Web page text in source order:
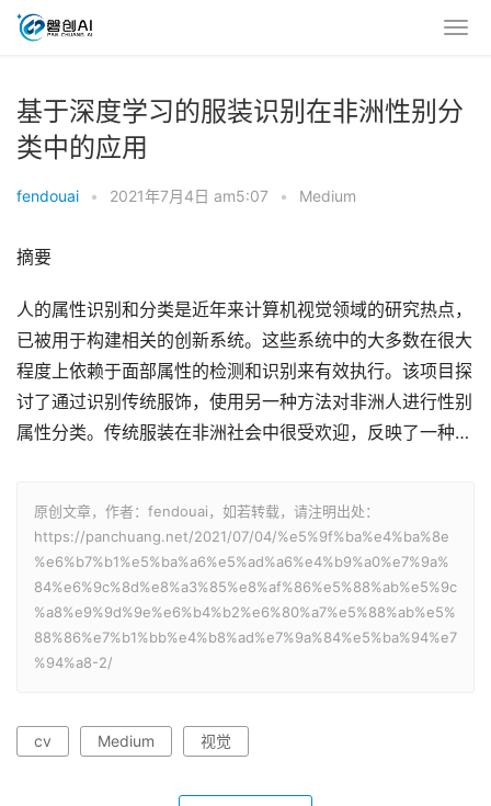
基于深度学习的服装识别在非洲性别分
类中的应用
fendouai • 2021年7月4日 am5:07 • Medium
摘要
人的属性识别和分类是近年来计算机视觉领域的研究热点，
已被用于构建相关的创新系统。这些系统中的大多数在很大
程度上依赖于面部属性的检测和识别来有效执行。该项目探
讨了通过识别传统服饰，使用另一种方法对非洲人进行性别
属性分类。传统服装在非洲社会中很受欢迎，反映了一种…
原创文章，作者：fendouai，如若转载，请注明出处：
https://panchuang.net/2021/07/04/%e5%9f%ba%e4%ba%8e
%e6%b7%b1%e5%ba%a6%e5%ad%a6%e4%b9%a0%e7%9a%
84%e6%9c%8d%e8%a3%85%e8%af%86%e5%88%ab%e5%9c
%a8%e9%9d%9e%e6%b4%b2%e6%80%a7%e5%88%ab%e5%
88%86%e7%b1%bb%e4%b8%ad%e7%9a%84%e5%ba%94%e7
%94%a8-2/
cv Medium 视觉